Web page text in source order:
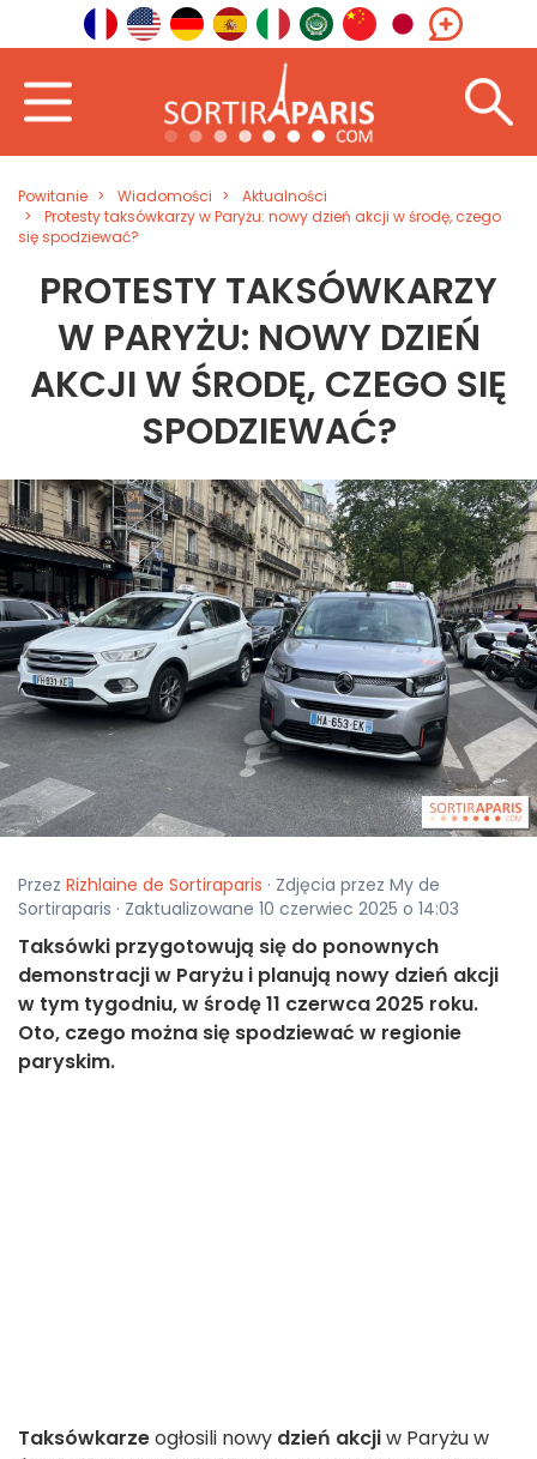
Powitanie Wiadomości
Aktualności
Protesty taksówkarzy w Paryżu: nowy dzień akcji w środę, czego
się spodziewać?
PROTESTY TAKSÓWKARZY
W PARYŻU: NOWY DZIEŃ
AKCJI W ŚRODĘ, CZEGO SIĘ
SPODZIEWAĆ?
Przez Rizhlaine de Sortiraparis · Zdjęcia przez My de
Sortiraparis · Zaktualizowane 10 czerwiec 2025 o 14:03
Taksówki przygotowują się do ponownych
demonstracji w Paryżu i planują nowy dzień akcji
w tym tygodniu, w środę 11 czerwca 2025 roku.
Oto, czego można się spodziewać w regionie
paryskim.
Taksówkarzeogłosili nowy dzień akcjiw Paryżu w